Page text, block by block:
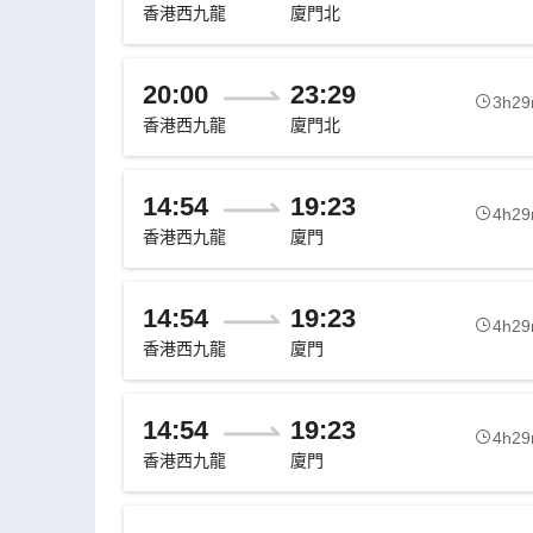
香港西九龍 廈門北
20:00 23:29
香港西九龍 廈門北
14:54 19:23
香港西九龍 廈門
14:54 19:23
香港西九龍 廈門
14:54 19:23
香港西九龍 廈門